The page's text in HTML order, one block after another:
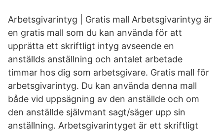
Arbetsgivarintyg | Gratis mall Arbetsgivarintyg är
en gratis mall som du kan använda för att
upprätta ett skriftligt intyg avseende en
anställds anställning och antalet arbetade
timmar hos dig som arbetsgivare. Gratis mall för
arbetsgivarintyg. Du kan använda denna mall
både vid uppsägning av den anställde och om
den anställde självmant sagt/säger upp sin
anställning. Arbetsgivarintyget är ett skriftligt